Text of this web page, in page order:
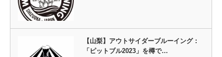
【山梨】アウトサイダーブルーイング：
「ピットブル2023」を樽で…